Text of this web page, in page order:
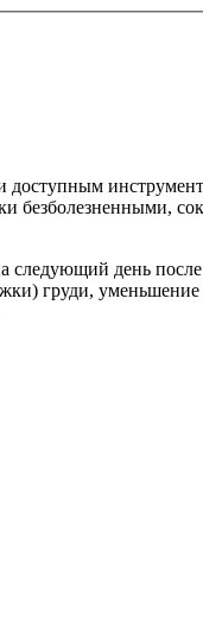
доступным
следующий день
груди,